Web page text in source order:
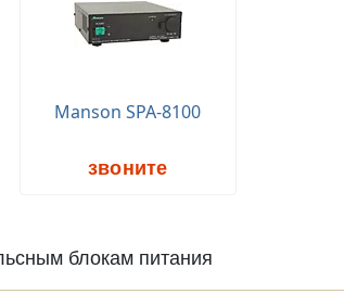
Manson SPA-8100
звоните
блокам питания